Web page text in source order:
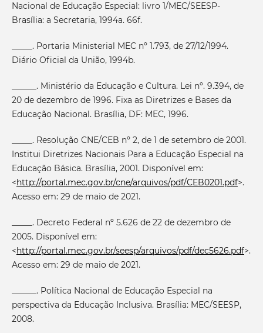
Nacional de Educação Especial: livro 1/MEC/SEESP-
Brasília: a Secretaria, 1994a. 66f.
_____. Portaria Ministerial MEC nº 1.793, de 27/12/1994.
Diário Oficial da União, 1994b.
______. Ministério da Educação e Cultura. Lei nº. 9.394, de
20 de dezembro de 1996. Fixa as Diretrizes e Bases da
Educação Nacional. Brasília, DF: MEC, 1996.
_____. Resolução CNE/CEB nº 2, de 1 de setembro de 2001.
Institui Diretrizes Nacionais Para a Educação Especial na
Educação Básica. Brasília, 2001. Disponível em:
<http://portal.mec.gov.br/cne/arquivos/pdf/CEB0201.pdf>.
Acesso em: 29 de maio de 2021.
_____. Decreto Federal nº 5.626 de 22 de dezembro de
2005. Disponível em:
<http://portal.mec.gov.br/seesp/arquivos/pdf/dec5626.pdf>.
Acesso em: 29 de maio de 2021.
______. Política Nacional de Educação Especial na
perspectiva da Educação Inclusiva. Brasília: MEC/SEESP,
2008.